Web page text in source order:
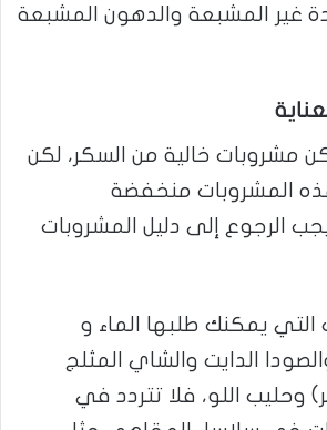
غير المشبعة والدهون المشبعة
مشروبات خالية من السكر، لكن
المشروبات منخفضة
الرجوع إلى دليل المشروبات
يمكنك طلبها الماء و
الدايت والشاي المثلج
وحليب اللو، فلا تتردد في